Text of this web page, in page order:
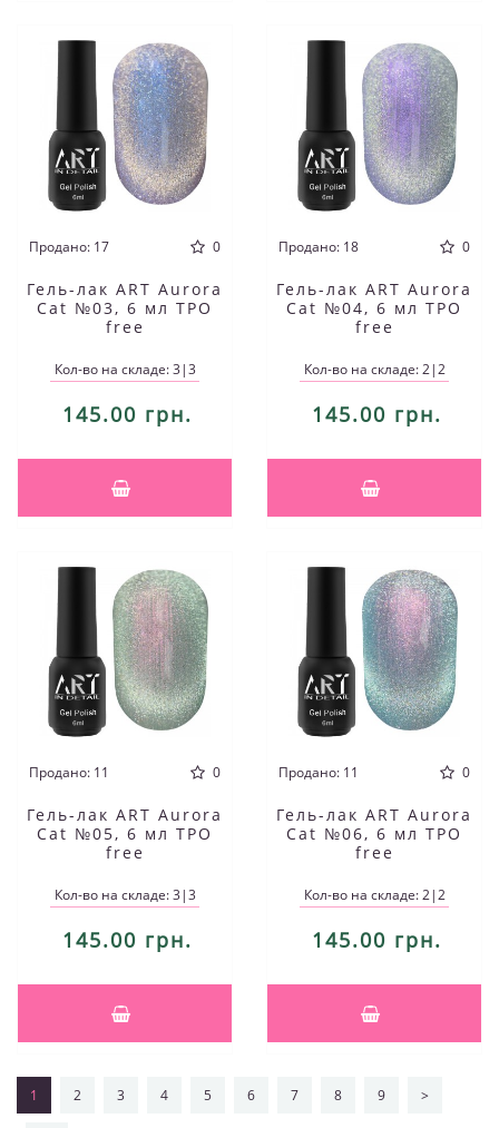
Продано: 17 0
Гель-лак ART Aurora
Cat №03, 6 мл TPO
free
Кол-во на складе: 3|3
145.00 грн.
Продано: 18 0
Гель-лак ART Aurora
Cat №04, 6 мл TPO
free
Кол-во на складе: 2|2
145.00 грн.
Продано: 11 0
Гель-лак ART Aurora
Cat №05, 6 мл TPO
free
Кол-во на складе: 3|3
145.00 грн.
Продано: 11 0
Гель-лак ART Aurora
Cat №06, 6 мл TPO
free
Кол-во на складе: 2|2
145.00 грн.
1 2 3 4 5 6 7 8 9 >